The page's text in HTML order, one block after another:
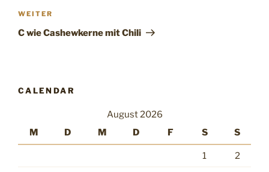
Nächster
Beitrag
WEITER
C wie Cashewkerne mit Chili
CALENDAR
August 2026
M
D M D F S S
1 2